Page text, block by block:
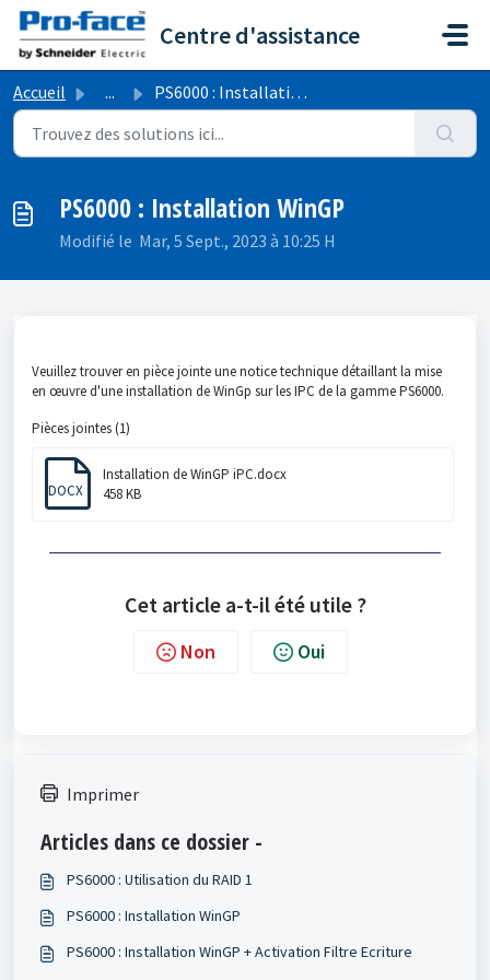
Passer au contenu principal
Centre d'assistance
Accueil ... PS6000 : Installation WinGP
PS6000 : Installation WinGP
Modifié le Mar, 5 Sept., 2023 à 10:25 H
Veuillez trouver en pièce jointe une notice technique détaillant la mise
en œuvre d'une installation de WinGp sur les IPC de la gamme PS6000.
Pièces jointes (1)
DOCX
Installation de WinGP iPC.docx
458 KB
Cet article a-t-il été utile ?
Non Oui
Imprimer
Articles dans ce dossier -
PS6000 : Utilisation du RAID 1
PS6000 : Installation WinGP
PS6000 : Installation WinGP + Activation Filtre Ecriture